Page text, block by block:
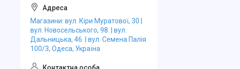
Магазини: вул. Кіри Муратової, 30 |
вул. Новосельського, 98. | вул.
Дальницька, 46. | вул. Семена Палія
100/3, Одеса, Україна